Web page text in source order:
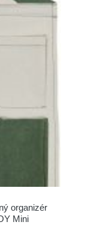
organizér
Mini